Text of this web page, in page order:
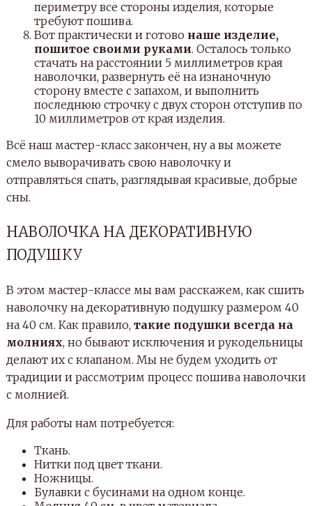
периметру все стороны изделия, которые
требуют пошива.
Вот практически и готово наше изделие,
пошитое своими руками. Осталось только
стачать на расстоянии 5 миллиметров края
наволочки, развернуть её на изнаночную
сторону вместе с запахом, и выполнить
последнюю строчку с двух сторон отступив по
10 миллиметров от края изделия.
Всё наш мастер-класс закончен, ну а вы можете
смело выворачивать свою наволочку и
отправляться спать, разглядывая красивые, добрые
сны.
НАВОЛОЧКА НА ДЕКОРАТИВНУЮ
ПОДУШКУ
В этом мастер-классе мы вам расскажем, как сшить
наволочку на декоративную подушку размером 40
на 40 см. Как правило, такие подушки всегда на
молниях, но бывают исключения и рукодельницы
делают их с клапаном. Мы не будем уходить от
традиции и рассмотрим процесс пошива наволочки
с молнией.
Для работы нам потребуется:
Ткань.
Нитки под цвет ткани.
Ножницы.
Булавки с бусинами на одном конце.